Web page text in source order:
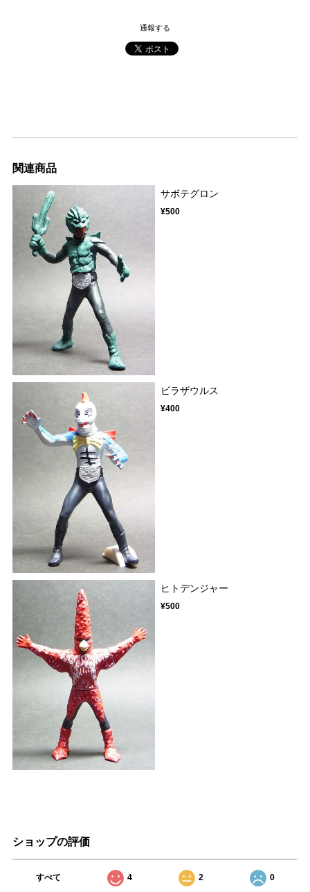
通報する
関連商品
サボテグロン
¥500
ビラザウルス
¥400
ヒトデンジャー
¥500
ショップの評価
すべて 4 2 0